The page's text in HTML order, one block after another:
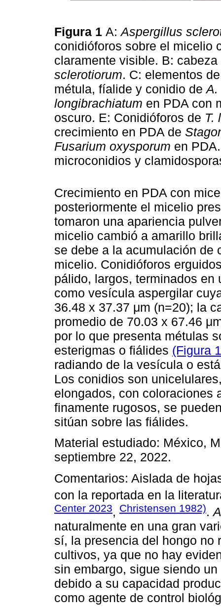
Figura 1 A:Aspergillus
conidióforos sobre el micelio
claramente visible. B:
sclerotiorum. C: elementos
métula, fíalide y conidio deA.
longibrachiatum en PDA con
oscuro. E: Conidióforos de T.
crecimiento en PDA de
Fusarium oxysporum en
microconidios y
Crecimiento en PDA con
posteriormente el micelio
tomaron una apariencia
micelio cambió a amarillo
se debe a la acumulación de
micelio. Conidióforos
pálido, largos, terminados
como vesícula aspergilar
36.48 x 37.37 μm (n=20); la
promedio de 70.03 x 67.46
por lo que presenta métulas
esterigmas o fiálides (Figura
radiando de la vesícula o
Los conidios son
elongados, con coloraciones
finamente rugosos, se
sitúan sobre las fiálides.
Material estudiado: México,
septiembre 22, 2022.
Comentarios: Aislada de
con la reportada en la
Center 2023, Christensen 1982).
naturalmente en una gran
sí, la presencia del hongo no
cultivos, ya que no hay
sin embargo, sigue siendo
debido a su capacidad
como agente de control